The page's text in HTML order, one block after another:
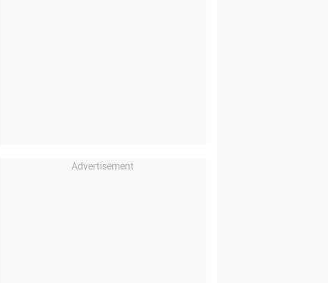
Advertisement